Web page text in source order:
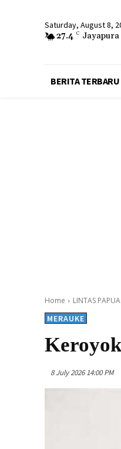
Saturday, August 8,
27.4 C Jayapura
BERITA TERBARU
Home LINTAS PAPUA
MERAUKE
8 July 2026 14:00 PM